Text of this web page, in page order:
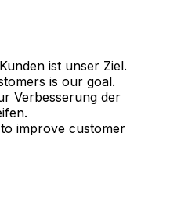
ist unser Ziel.
is our goal.
Verbesserung der
improve customer